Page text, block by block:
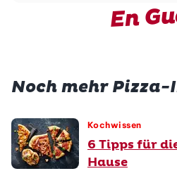
En
Noch mehr
Kochwissen
6 Tipps für
Hause